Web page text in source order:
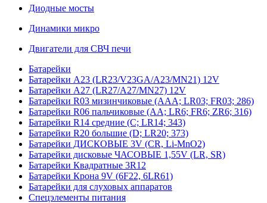
Диодные мосты
Динамики микро
Двигатели для СВЧ печи
Батарейки
Батарейки A23 (LR23/V23GA/A23/MN21) 12V
Батарейки A27 (LR27/A27/MN27) 12V
Батарейки R03 мизинчиковые (AAA; LR03; FR03; 286)
Батарейки R06 пальчиковые (AA; LR6; FR6; ZR6; 316)
Батарейки R14 средние (C; LR14; 343)
Батарейки R20 большие (D; LR20; 373)
Батарейки ДИСКОВЫЕ 3V (CR, Li-MnO2)
Батарейки дисковые ЧАСОВЫЕ 1,55V (LR, SR)
Батарейки Квадратные 3R12
Батарейки Крона 9V (6F22, 6LR61)
Батарейки для слуховых аппаратов
Спецэлементы питания